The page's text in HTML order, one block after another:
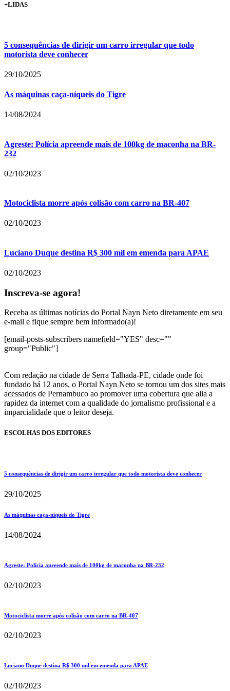
+LIDAS
5 consequências de dirigir um carro irregular que todo
motorista deve conhecer
29/10/2025
As máquinas caça-níqueis do Tigre
14/08/2024
Agreste: Polícia apreende mais de 100kg de maconha na BR-
232
02/10/2023
Motociclista morre após colisão com carro na BR-407
02/10/2023
Luciano Duque destina R$ 300 mil em emenda para APAE
02/10/2023
Inscreva-se agora!
Receba as últimas notícias do Portal Nayn Neto diretamente em seu
e-mail e fique sempre bem informado(a)!
[email-posts-subscribers namefield="YES" desc=""
group="Public"]
Com redação na cidade de Serra Talhada-PE, cidade onde foi
fundado há 12 anos, o Portal Nayn Neto se tornou um dos sites mais
acessados de Pernambuco ao promover uma cobertura que alia a
rapidez da internet com a qualidade do jornalismo profissional e a
imparcialidade que o leitor deseja.
ESCOLHAS DOS EDITORES
5 consequências de dirigir um carro irregular que todo motorista deve conhecer
29/10/2025
As máquinas caça-níqueis do Tigre
14/08/2024
Agreste: Polícia apreende mais de 100kg de maconha na BR-232
02/10/2023
Motociclista morre após colisão com carro na BR-407
02/10/2023
Luciano Duque destina R$ 300 mil em emenda para APAE
02/10/2023